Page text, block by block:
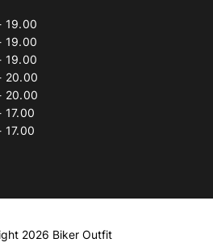
19.00
19.00
19.00
20.00
20.00
17.00
17.00
2026 Biker Outfit